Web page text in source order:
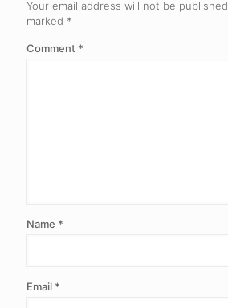
Your email address will not be published.
marked *
Comment *
Name *
Email *